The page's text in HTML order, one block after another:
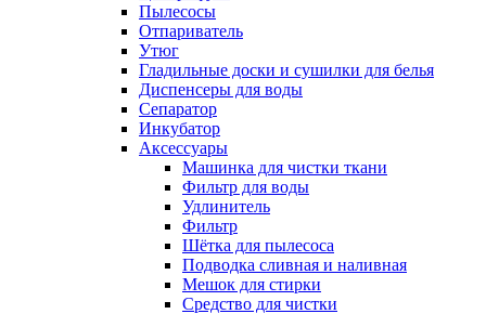
Пылесосы
Отпариватель
Утюг
Гладильные доски и сушилки для белья
Диспенсеры для воды
Сепаратор
Инкубатор
Аксессуары
Машинка для чистки ткани
Фильтр для воды
Удлинитель
Фильтр
Шётка для пылесоса
Подводка сливная и наливная
Мешок для стирки
Средство для чистки